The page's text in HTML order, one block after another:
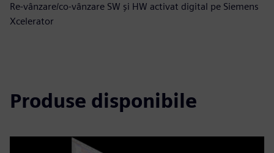
Re-vânzare/co-vânzare SW și HW activat digital pe Siemens
Xcelerator
Produse disponibile